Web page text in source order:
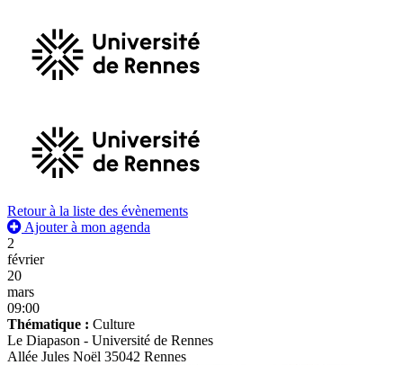
Retour à la liste des évènements
Ajouter à mon agenda
2
février
20
mars
09:00
Thématique : Culture
Le Diapason - Université de Rennes
Allée Jules Noël 35042 Rennes